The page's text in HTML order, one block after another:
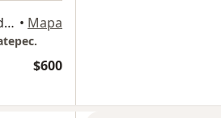
General Emiliano Zapata 13, Ecatepec de Morelos • Mapa
$600